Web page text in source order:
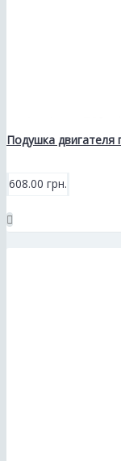
Подушка
608.00 грн.